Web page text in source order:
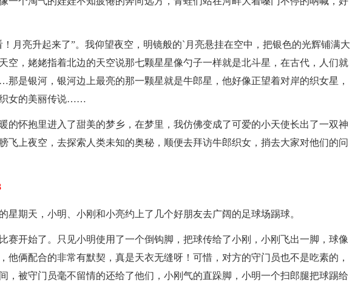
！月亮升起来了”。我仰望夜空，明镜般的`月亮悬挂在空中，把银色的光辉铺满大
空，姥姥指着北边的天空说那七颗星星像勺子一样就是北斗星，在古代，人们就
是银河，银河边上最亮的那一颗星就是牛郎星，他好像正望着对岸的织女星，
女的美丽传说……
的怀抱里进入了甜美的梦乡，在梦里，我仿佛变成了可爱的小天使长出了一双神
飞上夜空，去探索人类未知的奥秘，顺便去拜访牛郎织女，捎去大家对他们的问
星期天，小明、小刚和小亮约上了几个好朋友去广阔的足球场踢球。
赛开始了。只见小明使用了一个倒钩脚，把球传给了小刚，小刚飞出一脚，球像
他俩配合的非常有默契，真是天衣无缝呀！可惜，对方的守门员也不是吃素的，
，被守门员毫不留情的还给了他们，小刚气的直跺脚，小明一个扫郎腿把球踢给